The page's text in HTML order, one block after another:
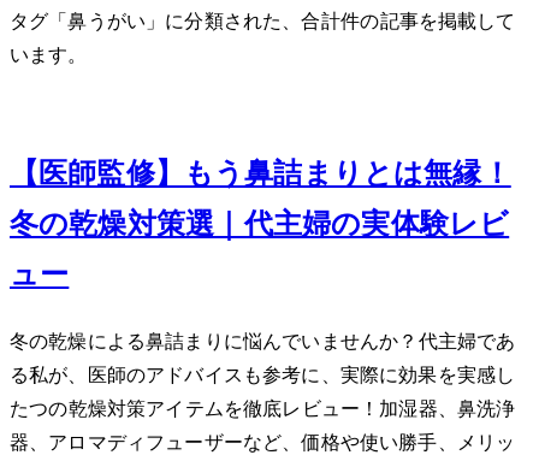
タグ「鼻うがい」に分類された、合計 2 件の記事を掲載して
います。
【医師監修】もう鼻詰まりとは無縁！
冬の乾燥対策7選｜40代主婦の実体験レビ
ュー
冬の乾燥による鼻詰まりに悩んでいませんか？40代主婦であ
る私が、医師のアドバイスも参考に、実際に効果を実感し
た7つの乾燥対策アイテムを徹底レビュー！加湿器、鼻洗浄
器、アロマディフューザーなど、価格や使い勝手、メリッ